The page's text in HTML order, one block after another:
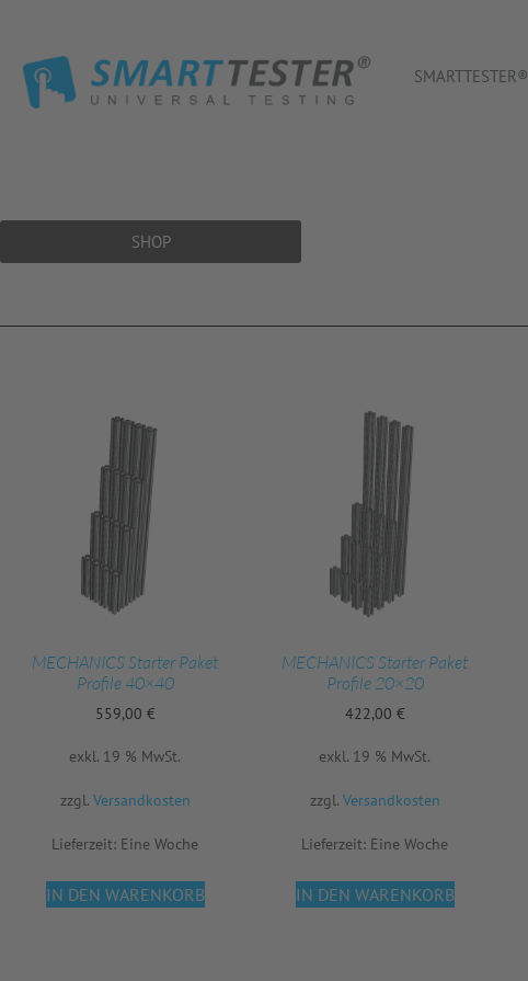
SMARTTESTER®
SHOP
MECHANICS Starter Paket
Profile 40×40
559,00 €
exkl. 19 % MwSt.
zzgl. Versandkosten
Lieferzeit: Eine Woche
IN DEN WARENKORB
MECHANICS Starter Paket
Profile 20×20
422,00 €
exkl. 19 % MwSt.
zzgl. Versandkosten
Lieferzeit: Eine Woche
IN DEN WARENKORB